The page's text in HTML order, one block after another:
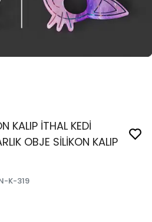
KALIP İTHAL KEDİ
OBJE SİLİKON KALIP
K-319